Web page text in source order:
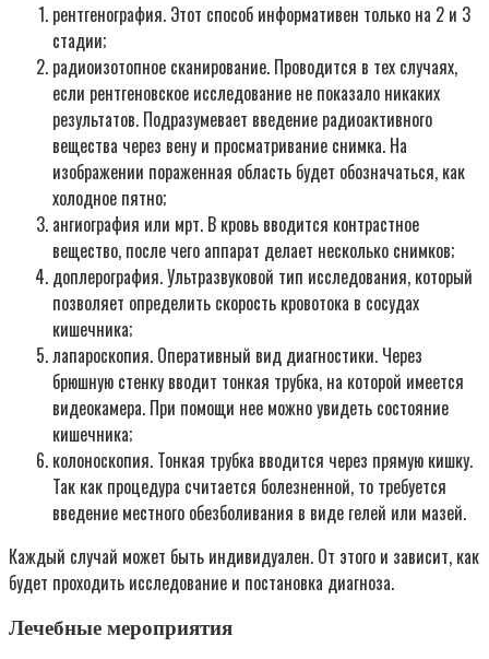
рентгенография. Этот способ информативен только на 2 и 3
стадии;
радиоизотопное сканирование. Проводится в тех случаях,
если рентгеновское исследование не показало никаких
результатов. Подразумевает введение радиоактивного
вещества через вену и просматривание снимка. На
изображении пораженная область будет обозначаться, как
холодное пятно;
ангиография или мрт. В кровь вводится контрастное
вещество, после чего аппарат делает несколько снимков;
доплерография. Ультразвуковой тип исследования, который
позволяет определить скорость кровотока в сосудах
кишечника;
лапароскопия. Оперативный вид диагностики. Через
брюшную стенку вводит тонкая трубка, на которой имеется
видеокамера. При помощи нее можно увидеть состояние
кишечника;
колоноскопия. Тонкая трубка вводится через прямую кишку.
Так как процедура считается болезненной, то требуется
введение местного обезболивания в виде гелей или мазей.
Каждый случай может быть индивидуален. От этого и зависит, как
будет проходить исследование и постановка диагноза.
Лечебные мероприятия